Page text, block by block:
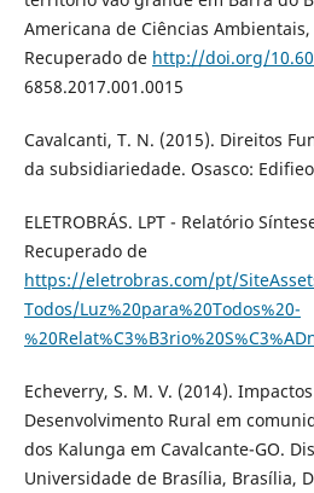
Americana de Ciências Ambientais,
Recuperado de http://doi.org/
6858.2017.001.0015
Cavalcanti, T. N. (2015). Direitos
da subsidiariedade. Osasco:
ELETROBRÁS. LPT - Relatório
Recuperado de
https://eletrobras.com/pt/
Todos/Luz%20para%20Todos%20-
Echeverry, S. M. V. (2014).
Desenvolvimento Rural em
dos Kalunga em Cavalcante-GO.
Universidade de Brasília, Brasília,